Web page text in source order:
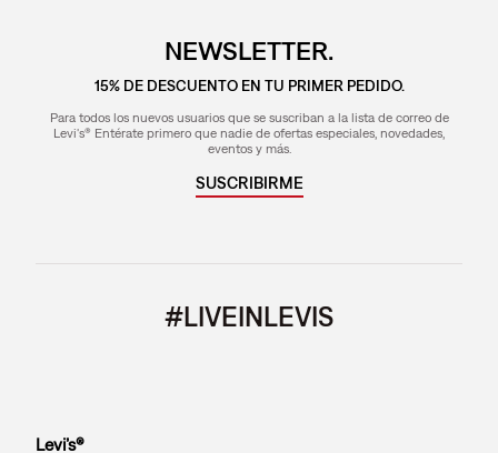
NEWSLETTER.
15% DE DESCUENTO EN TU PRIMER PEDIDO.
Para todos los nuevos usuarios que se suscriban a la lista de correo de
Levi's® Entérate primero que nadie de ofertas especiales, novedades,
eventos y más.
SUSCRIBIRME
#LIVEINLEVIS
Levi’s®